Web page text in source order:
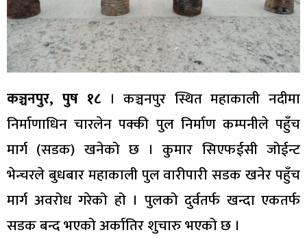
कञ्चनपुर, पुष १८ । कञ्चनपुर स्थित महाकाली नदीमा
निर्माणाधिन चारलेन पक्की पुल निर्माण कम्पनीले पहुँच
मार्ग (सडक) खनेको छ । कुमार सिएफईसी जोईन्ट
भेन्चरले बुधबार महाकाली पुल वारीपारी सडक खनेर पहुँच
मार्ग अवरोध गरेको हो । पुलको दुर्वतर्फ खन्दा एकतर्फ
सडक बन्द भएको अर्कातिर शुचारु भएको छ ।